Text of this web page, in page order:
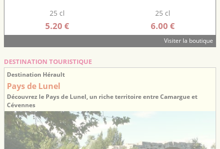
25 cl
5.20 €
25 cl
6.00 €
Visiter la boutique
DESTINATION TOURISTIQUE
Destination Hérault
Pays de Lunel
Découvrez le Pays de Lunel, un riche territoire entre Camargue et
Cévennes